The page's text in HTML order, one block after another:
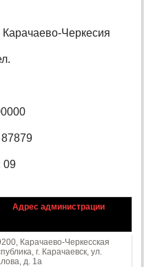
Черкесия
09
Адрес администрации
Карачаево-Черкесская
г. Карачаевск, ул.
д. 1а